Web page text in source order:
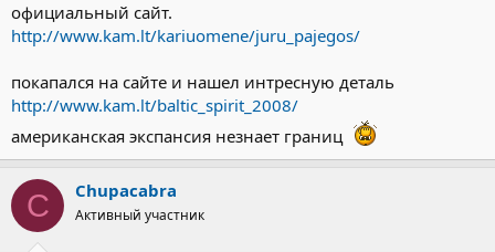
официальный сайт.
http://www.kam.lt/kariuomene/juru_pajegos/
покапался на сайте и нашел интресную деталь
http://www.kam.lt/baltic_spirit_2008/
американская экспансия незнает границ
C Chupacabra
Активный участник